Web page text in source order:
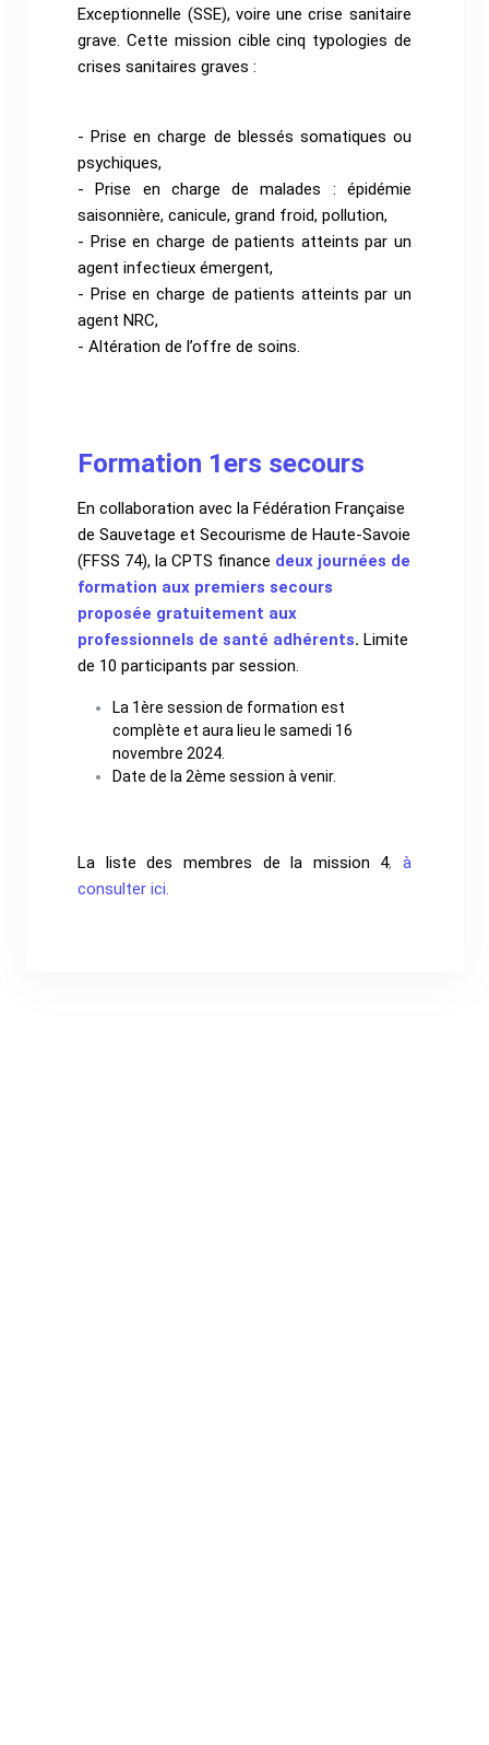
Exceptionnelle (SSE), voire une crise sanitaire
grave. Cette mission cible cinq typologies de
crises sanitaires graves :
- Prise en charge de blessés somatiques ou
psychiques,
- Prise en charge de malades : épidémie
saisonnière, canicule, grand froid, pollution,
- Prise en charge de patients atteints par un
agent infectieux émergent,
- Prise en charge de patients atteints par un
agent NRC,
- Altération de l’offre de soins.
Formation 1ers secours
En collaboration avec la Fédération Française
de Sauvetage et Secourisme de Haute-Savoie
(FFSS 74), la CPTS finance deux journées de
formation aux premiers secours
proposée gratuitement aux
professionnels de santé adhérents. Limite
de 10 participants par session.
La 1ère session de formation est
complète et aura lieu le samedi 16
novembre 2024.
Date de la 2ème session à venir.
La liste des membres de la mission 4, à
consulter ici.